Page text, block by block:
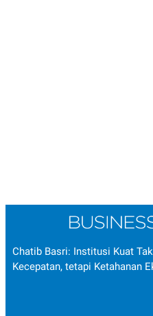
Chatib Basri: Institusi Kuat
Kecepatan, tetapi Ketahanan